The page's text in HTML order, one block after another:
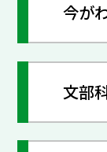
今が
文部